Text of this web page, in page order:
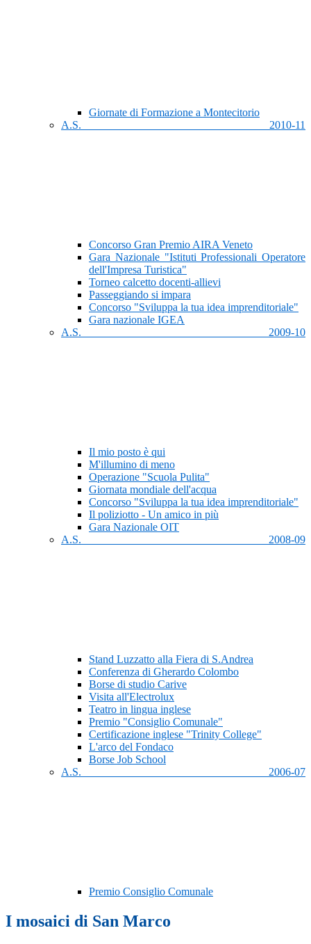
Giornate di Formazione a Montecitorio
A.S. 2010-11
Concorso Gran Premio AIRA Veneto
Gara Nazionale "Istituti Professionali Operatore
dell'Impresa Turistica"
Torneo calcetto docenti-allievi
Passeggiando si impara
Concorso "Sviluppa la tua idea imprenditoriale"
Gara nazionale IGEA
A.S. 2009-10
Il mio posto è qui
M'illumino di meno
Operazione "Scuola Pulita"
Giornata mondiale dell'acqua
Concorso "Sviluppa la tua idea imprenditoriale"
Il poliziotto - Un amico in più
Gara Nazionale OIT
A.S. 2008-09
Stand Luzzatto alla Fiera di S.Andrea
Conferenza di Gherardo Colombo
Borse di studio Carive
Visita all'Electrolux
Teatro in lingua inglese
Premio "Consiglio Comunale"
Certificazione inglese "Trinity College"
L'arco del Fondaco
Borse Job School
A.S. 2006-07
Premio Consiglio Comunale
I mosaici di San Marco